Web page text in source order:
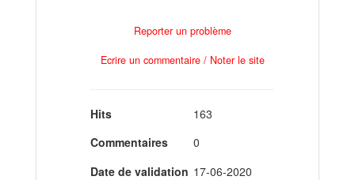
Reporter un problème
Ecrire un commentaire / Noter le site
Hits
163
Commentaires
0
Date de validation 17-06-2020